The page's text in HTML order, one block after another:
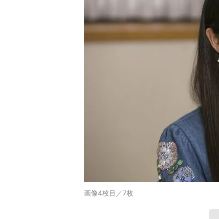
画像4枚目／7枚